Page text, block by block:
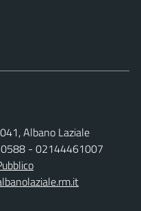
Albano Laziale
- 02144461007